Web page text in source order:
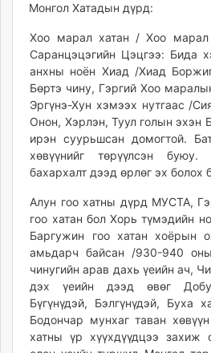
zuv.mn
mminfo.mn
ugluu.mn
urlag.mn
unen.mn
asu.mn
shudarga.mn
shuurhai.mn
unuudur.mn
isee.mn
mglradio.com
fact.mn
itoim.mn
tumen.mn
shuum.mn
times.mn
tvmongolia.mn
Монгол Хатадын дүрд:
Хоо марал хатан / Хоо
Саранцэцэгийн Цэцгээ: Бида
анхны ноён Хиад /Хиад
Бөртэ чину, Гэргий Хоо
Эргүнэ-Хун хэмээх нутгаас /
Онон, Хэрлэн, Туул голын эхэн
ирэн суурьшсан домогтой.
хөвүүнийг төрүүлсэн буюу.
бахархалт дээд өрлөг эх болох
Алун гоо хатны дүрд МУСТА,
гоо хатан бол Хорь түмэдийн
Баргужин гоо хатан хоёрын
амьдарч байсан /930-940
чинугийн арав дахь үеийн ач,
дэх үеийн дээд өвөг Добу
Бүгүнүдэй, Бэлгүнүдэй, Буха
Бодончар мунхаг таван
хатны үр хүүхдүүдцээ захиж